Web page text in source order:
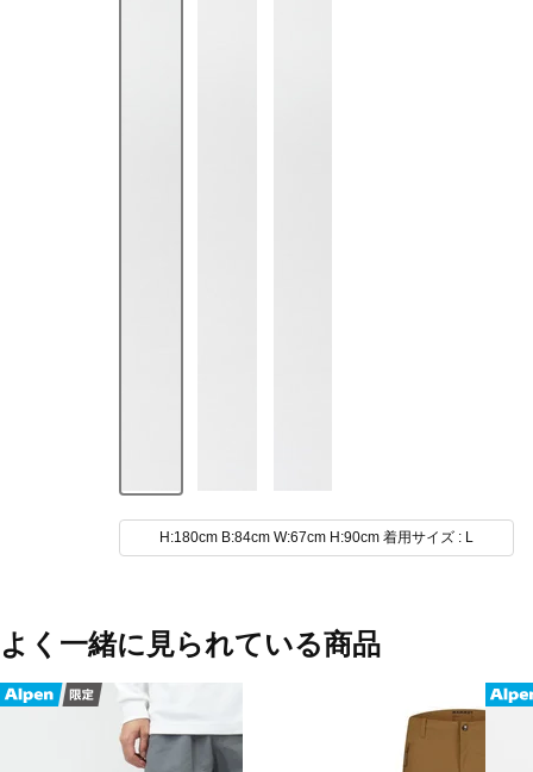
H:180cm B:84cm W:67cm H:90cm 着用サイズ : L
よく一緒に見られている商品